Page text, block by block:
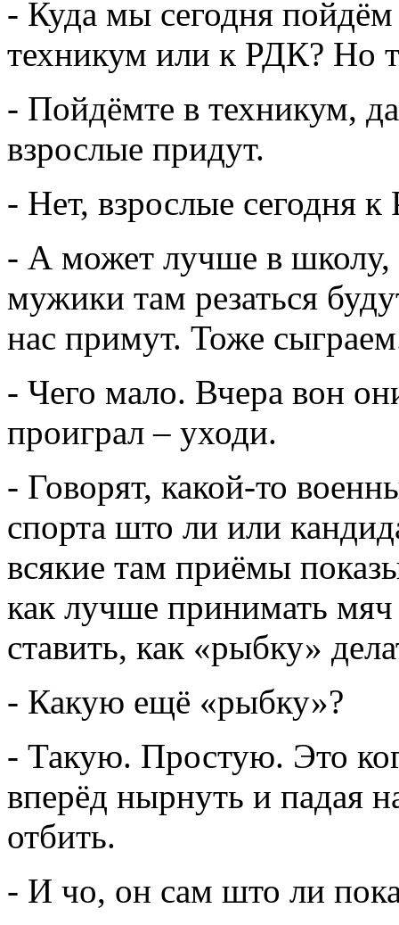
- Куда мы сегодня
техникум или к РДК? Но
- Пойдёмте в техникум,
взрослые придут.
- Нет, взрослые сегодня
- А может лучше в
мужики там резаться
нас примут. Тоже
- Чего мало. Вчера вон
проиграл – уходи.
- Говорят, какой-то
спорта што ли или
всякие там приёмы
как лучше принимать
ставить, как «рыбку»
- Какую ещё «рыбку»?
- Такую. Простую. Это
вперёд нырнуть и падая
отбить.
- И чо, он сам што ли